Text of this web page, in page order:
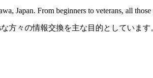
Japan. From beginners to veterans, all
方々の情報交換を主な目的としていま